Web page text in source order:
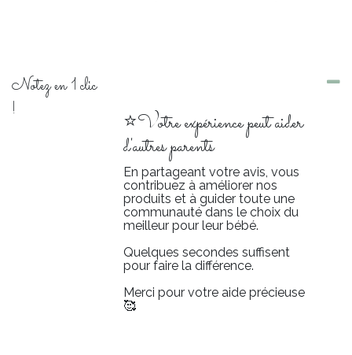
Notez en 1 clic
!
⭐Votre expérience peut aider
d'autres parents
En partageant votre avis, vous
contribuez à améliorer nos
produits et à guider toute une
communauté dans le choix du
meilleur pour leur bébé.
Quelques secondes suffisent
pour faire la différence.
Merci pour votre aide précieuse
🥰